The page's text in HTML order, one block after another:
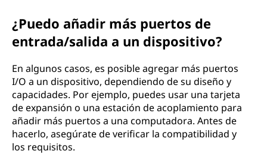
¿Puedo añadir más puertos de
entrada/salida a un dispositivo?
En algunos casos, es posible agregar más puertos
I/O a un dispositivo, dependiendo de su diseño y
capacidades. Por ejemplo, puedes usar una tarjeta
de expansión o una estación de acoplamiento para
añadir más puertos a una computadora. Antes de
hacerlo, asegúrate de verificar la compatibilidad y
los requisitos.